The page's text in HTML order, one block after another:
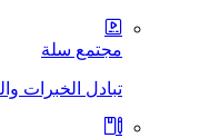
مجتمع سلة
تبادل الخبرات